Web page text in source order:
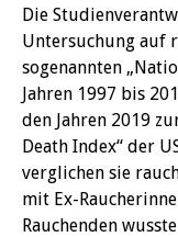
Die
Untersuchung auf
sogenannten
Jahren 1997 bis
den Jahren 2019
Death Index“ der
verglichen sie
mit Ex-
Rauchenden